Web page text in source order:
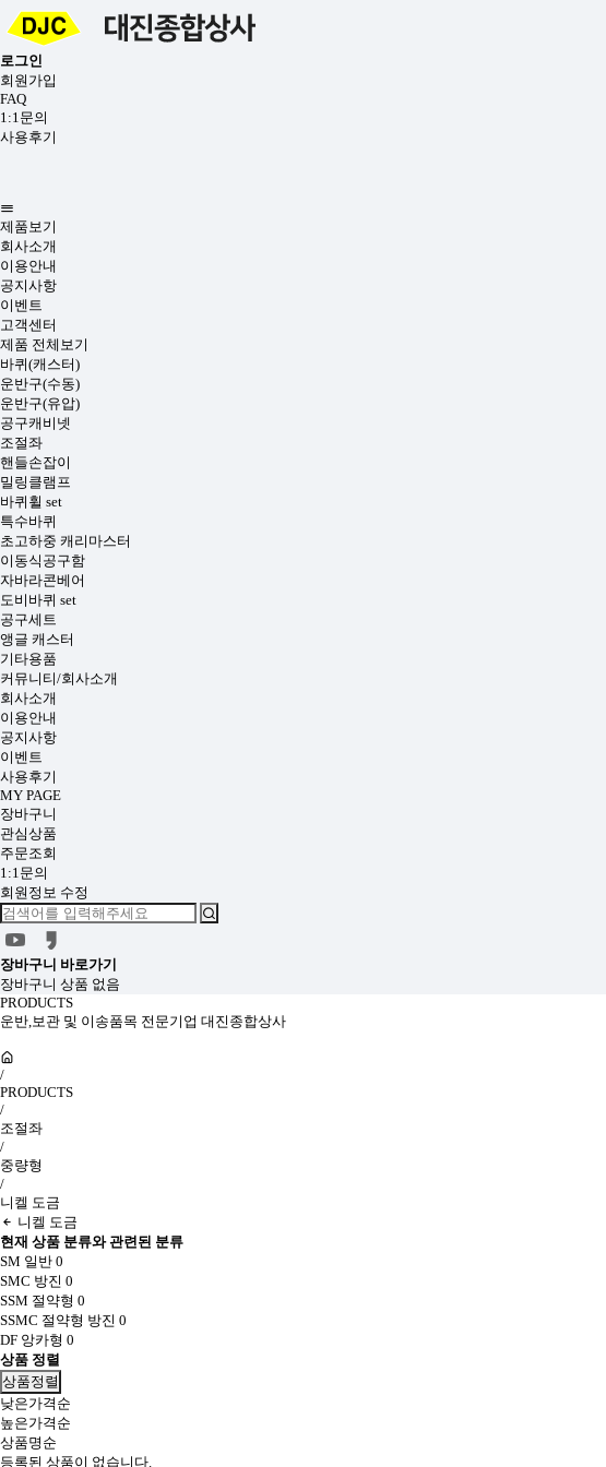
로그인
회원가입
FAQ
1:1문의
사용후기
제품보기
회사소개
이용안내
공지사항
이벤트
고객센터
제품 전체보기
바퀴(캐스터)
운반구(수동)
운반구(유압)
공구캐비넷
조절좌
핸들손잡이
밀링클램프
바퀴휠 set
특수바퀴
초고하중 캐리마스터
이동식공구함
자바라콘베어
도비바퀴 set
공구세트
앵글 캐스터
기타용품
커뮤니티/회사소개
회사소개
이용안내
공지사항
이벤트
사용후기
MY PAGE
장바구니
관심상품
주문조회
1:1문의
회원정보 수정
장바구니 바로가기
장바구니 상품 없음
PRODUCTS
운반,보관 및 이송품목 전문기업 대진종합상사
/
PRODUCTS
/
조절좌
/
중량형
/
니켈 도금
니켈 도금
현재 상품 분류와 관련된 분류
SM 일반 0
SMC 방진 0
SSM 절약형 0
SSMC 절약형 방진 0
DF 앙카형 0
상품 정렬
상품정렬
낮은가격순
높은가격순
상품명순
등록된 상품이 없습니다.